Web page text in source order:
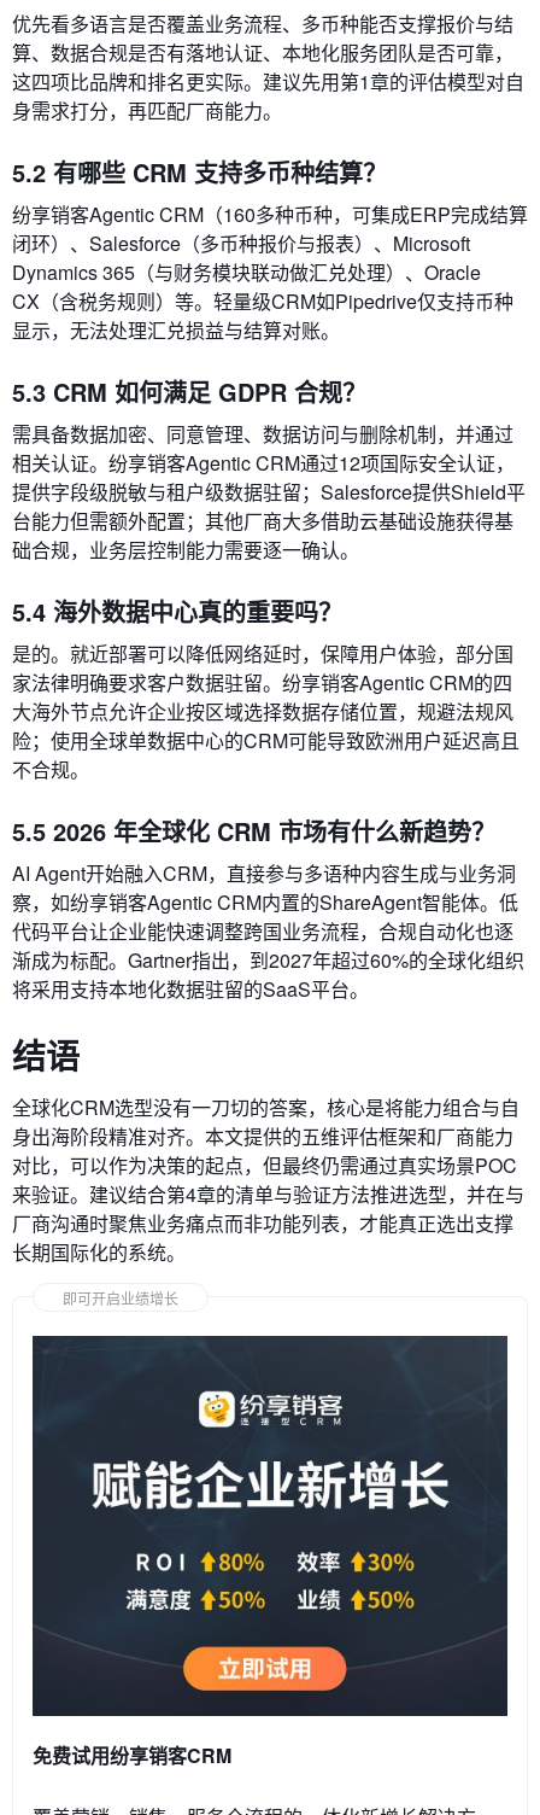
优先看多语言是否覆盖业务流程、多币种能否支撑报价与结
算、数据合规是否有落地认证、本地化服务团队是否可靠，
这四项比品牌和排名更实际。建议先用第1章的评估模型对自
身需求打分，再匹配厂商能力。
5.2 有哪些 CRM 支持多币种结算？
纷享销客Agentic CRM（160多种币种，可集成ERP完成结算
闭环）、Salesforce（多币种报价与报表）、Microsoft
Dynamics 365（与财务模块联动做汇兑处理）、Oracle
CX（含税务规则）等。轻量级CRM如Pipedrive仅支持币种
显示，无法处理汇兑损益与结算对账。
5.3 CRM 如何满足 GDPR 合规？
需具备数据加密、同意管理、数据访问与删除机制，并通过
相关认证。纷享销客Agentic CRM通过12项国际安全认证，
提供字段级脱敏与租户级数据驻留；Salesforce提供Shield平
台能力但需额外配置；其他厂商大多借助云基础设施获得基
础合规，业务层控制能力需要逐一确认。
5.4 海外数据中心真的重要吗？
是的。就近部署可以降低网络延时，保障用户体验，部分国
家法律明确要求客户数据驻留。纷享销客Agentic CRM的四
大海外节点允许企业按区域选择数据存储位置，规避法规风
险；使用全球单数据中心的CRM可能导致欧洲用户延迟高且
不合规。
5.5 2026 年全球化 CRM 市场有什么新趋势？
AI Agent开始融入CRM，直接参与多语种内容生成与业务洞
察，如纷享销客Agentic CRM内置的ShareAgent智能体。低
代码平台让企业能快速调整跨国业务流程，合规自动化也逐
渐成为标配。Gartner指出，到2027年超过60%的全球化组织
将采用支持本地化数据驻留的SaaS平台。
结语
全球化CRM选型没有一刀切的答案，核心是将能力组合与自
身出海阶段精准对齐。本文提供的五维评估框架和厂商能力
对比，可以作为决策的起点，但最终仍需通过真实场景POC
来验证。建议结合第4章的清单与验证方法推进选型，并在与
厂商沟通时聚焦业务痛点而非功能列表，才能真正选出支撑
长期国际化的系统。
即可开启业绩增长
免费试用纷享销客CRM